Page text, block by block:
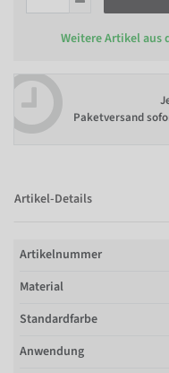
Weitere Artikel aus
Paketversand
Artikel-Details
Artikelnummer
Material
Standardfarbe
Anwendung